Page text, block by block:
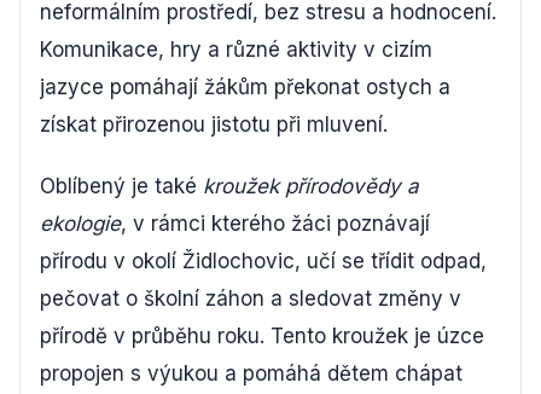
neformálním prostředí, bez stresu a hodnocení.
Komunikace, hry a různé aktivity v cizím
jazyce pomáhají žákům překonat ostych a
získat přirozenou jistotu při mluvení.
Oblíbený je také kroužek přírodovědy a
ekologie, v rámci kterého žáci poznávají
přírodu v okolí Židlochovic, učí se třídit odpad,
pečovat o školní záhon a sledovat změny v
přírodě v průběhu roku. Tento kroužek je úzce
propojen s výukou a pomáhá dětem chápat